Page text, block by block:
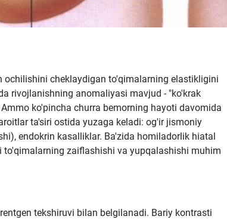
cheklaydigan to'qimalarning elastikligini
rivojlanishning anomaliyasi mavjud - "ko'krak
ko'pincha churra bemorning hayoti davomida
ta'siri ostida yuzaga keladi: og'ir jismoniy
endokrin kasalliklar. Ba'zida homiladorlik hiatal
zaiflashishi va yupqalashishi muhim
tekshiruvi bilan belgilanadi. Bariy kontrasti